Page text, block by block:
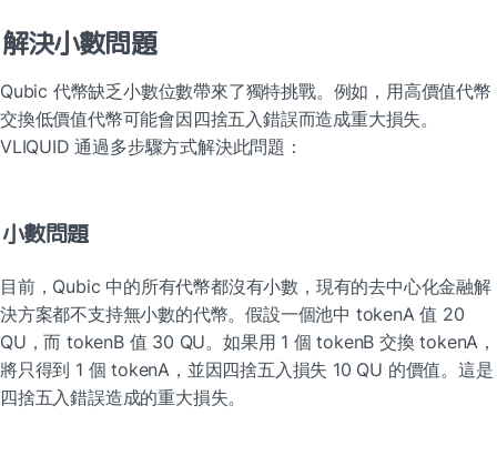
解決小數問題
Qubic 代幣缺乏小數位數帶來了獨特挑戰。例如，用高價值代幣
交換低價值代幣可能會因四捨五入錯誤而造成重大損失。
VLIQUID 通過多步驟方式解決此問題：
小數問題
目前，Qubic 中的所有代幣都沒有小數，現有的去中心化金融解
決方案都不支持無小數的代幣。假設一個池中 tokenA 值 20
QU，而 tokenB 值 30 QU。如果用 1 個 tokenB 交換 tokenA，
將只得到 1 個 tokenA，並因四捨五入損失 10 QU 的價值。這是
四捨五入錯誤造成的重大損失。